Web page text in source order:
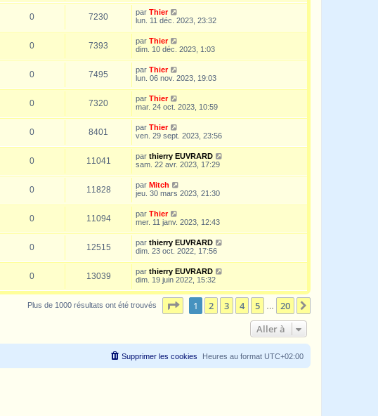
0 7230 par Thier
lun. 11 déc. 2023, 23:32
0 7393 par Thier
dim. 10 déc. 2023, 1:03
0 7495 par Thier
lun. 06 nov. 2023, 19:03
0 7320 par Thier
mar. 24 oct. 2023, 10:59
0 8401 par Thier
ven. 29 sept. 2023, 23:56
0 11041 par thierry EUVRARD
sam. 22 avr. 2023, 17:29
0 11828 par Mitch
jeu. 30 mars 2023, 21:30
0 11094 par Thier
mer. 11 janv. 2023, 12:43
0 12515 par thierry EUVRARD
dim. 23 oct. 2022, 17:56
0 13039 par thierry EUVRARD
dim. 19 juin 2022, 15:32
Plus de 1000 résultats ont été trouvés Page sur20
1 2 3 4 5 20
Aller à
Heures au format UTC+02:00
Supprimer les cookies